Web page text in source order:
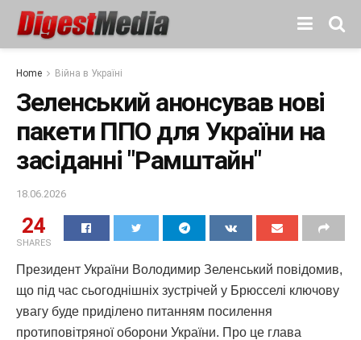
Home Війна в Україні
Зеленський анонсував нові
пакети ППО для України на
засіданні "Рамштайн"
18.06.2026
24
SHARES
Президент України Володимир Зеленський повідомив,
що під час сьогоднішніх зустрічей у Брюсселі ключову
увагу буде приділено питанням посилення
протиповітряної оборони України. Про це глава